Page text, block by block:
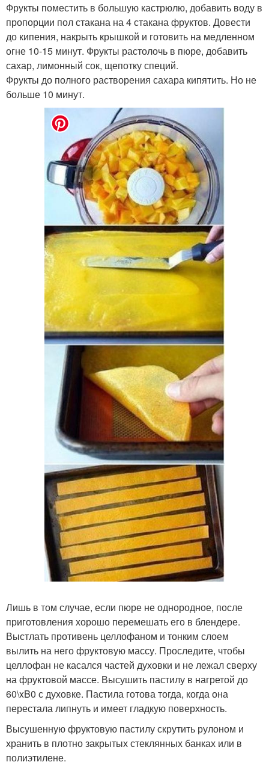
Фрукты поместить в большую кастрюлю, добавить воду в
пропорции пол стакана на 4 стакана фруктов. Довести
до кипения, накрыть крышкой и готовить на медленном
огне 10-15 минут. Фрукты растолочь в пюре, добавить
сахар, лимонный сок, щепотку специй.
Фрукты до полного растворения сахара кипятить. Но не
больше 10 минут.
Лишь в том случае, если пюре не однородное, после
приготовления хорошо перемешать его в блендере.
Выстлать противень целлофаном и тонким слоем
вылить на него фруктовую массу. Проследите, чтобы
целлофан не касался частей духовки и не лежал сверху
на фруктовой массе. Высушить пастилу в нагретой до
60\xB0 с духовке. Пастила готова тогда, когда она
перестала липнуть и имеет гладкую поверхность.
Высушенную фруктовую пастилу скрутить рулоном и
хранить в плотно закрытых стеклянных банках или в
полиэтилене.